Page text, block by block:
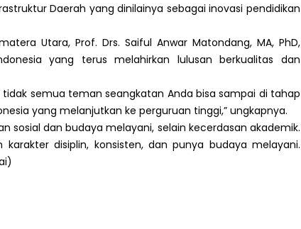
Daerah yang dinilainya sebagai inovasi pendidikan
Utara, Prof. Drs. Saiful Anwar Matondang, MA, PhD,
yang terus melahirkan lulusan berkualitas dan
tidak semua teman seangkatan Anda bisa sampai di tahap
yang melanjutkan ke perguruan tinggi,” ungkapnya.
sosial dan budaya melayani, selain kecerdasan akademik.
karakter disiplin, konsisten, dan punya budaya melayani.